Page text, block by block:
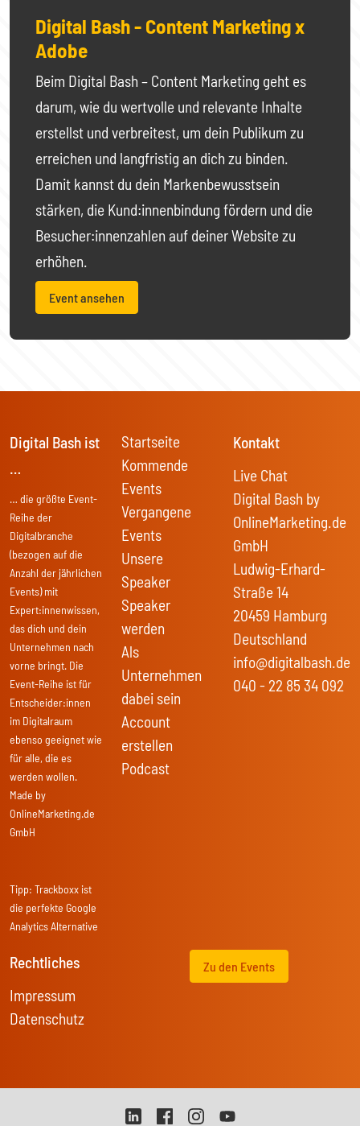
Digital Bash - Content Marketing x
Adobe
Beim Digital Bash – Content Marketing geht es
darum, wie du wertvolle und relevante Inhalte
erstellst und verbreitest, um dein Publikum zu
erreichen und langfristig an dich zu binden.
Damit kannst du dein Markenbewusstsein
stärken, die Kund:innenbindung fördern und die
Besucher:innenzahlen auf deiner Website zu
erhöhen.
Event ansehen
Digital Bash ist
…
… die größte Event-
Reihe der
Digitalbranche
(bezogen auf die
Anzahl der jährlichen
Events) mit
Expert:innenwissen,
das dich und dein
Unternehmen nach
vorne bringt. Die
Event-Reihe ist für
Entscheider:innen
im Digitalraum
ebenso geeignet wie
für alle, die es
werden wollen.
Made by
OnlineMarketing.de
GmbH
Tipp: Trackboxx ist
die perfekte Google
Analytics Alternative
Startseite
Kommende
Events
Vergangene
Events
Unsere
Speaker
Speaker
werden
Als
Unternehmen
dabei sein
Account
erstellen
Podcast
Kontakt
Live Chat
Digital Bash by
OnlineMarketing.de
GmbH
Ludwig-Erhard-
Straße 14
20459 Hamburg
Deutschland
info@digitalbash.de
040 - 22 85 34 092
Rechtliches
Impressum
Datenschutz
Zu den Events